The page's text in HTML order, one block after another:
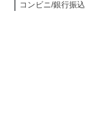
コンビニ/銀行振込